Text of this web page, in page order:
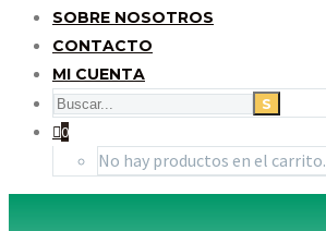
SOBRE NOSOTROS
CONTACTO
MI CUENTA
0
No hay productos en el carrito.